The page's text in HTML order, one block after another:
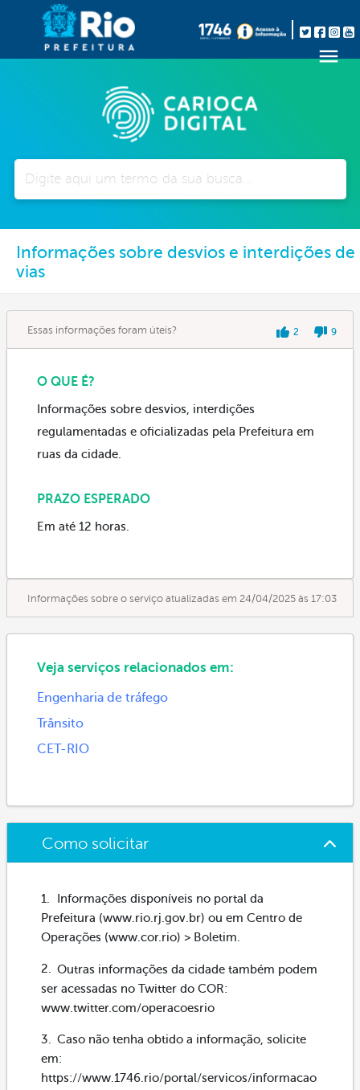
Informações sobre desvios e interdições de
vias
Essas informações foram úteis? 2 9
O QUE É?
Informações sobre desvios, interdições
regulamentadas e oficializadas pela Prefeitura em
ruas da cidade.
PRAZO ESPERADO
Em até 12 horas.
Informações sobre o serviço atualizadas em 24/04/2025 às 17:03
Veja serviços relacionados em:
Engenharia de tráfego
Trânsito
CET-RIO
Como solicitar
Informações disponíveis no portal da
Prefeitura (www.rio.rj.gov.br) ou em Centro de
Operações (www.cor.rio) > Boletim.
Outras informações da cidade também podem
ser acessadas no Twitter do COR:
www.twitter.com/operacoesrio
Caso não tenha obtido a informação, solicite
em:
https://www.1746.rio/portal/servicos/informacao